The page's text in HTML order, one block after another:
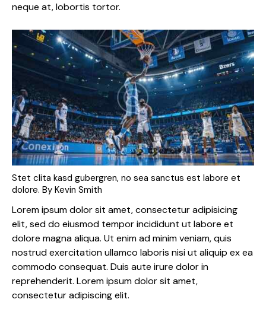
neque at, lobortis tortor.
Stet clita kasd gubergren, no sea sanctus est labore et
dolore. By Kevin Smith
Lorem ipsum dolor sit amet, consectetur adipisicing
elit, sed do eiusmod tempor incididunt ut labore et
dolore magna aliqua. Ut enim ad minim veniam, quis
nostrud exercitation ullamco laboris nisi ut aliquip ex ea
commodo consequat. Duis aute irure dolor in
reprehenderit. Lorem ipsum dolor sit amet,
consectetur adipiscing elit.